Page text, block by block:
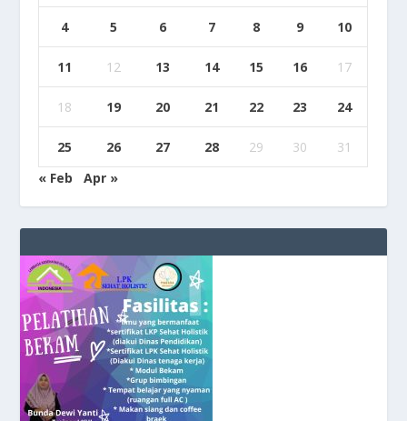
4 5 6 7 8 9 10
11 12 13 14 15 16 17
18 19 20 21 22 23 24
25 26 27 28 29 30
31
« Feb
Apr »